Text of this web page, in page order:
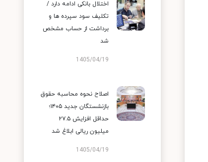
اختلال بانکی ادامه دارد /
تکلیف سود سپرده ها و
برداشت از حساب مشخص
شد
1405/04/19
اصلاح نحوه محاسبه حقوق
بازنشستگان جدید ۱۴۰۵؛
حداقل افزایش ۲۷.۵
میلیون ریالی ابلاغ شد
1405/04/19